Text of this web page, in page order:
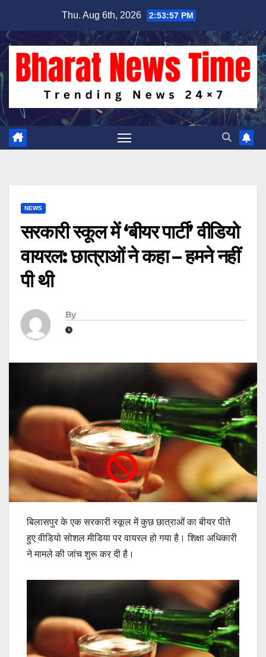
content
Thu. Aug 6th, 2026 2:53:57 PM
NEWS
सरकारी स्कूल में ‘बीयर पार्टी’ वीडियो
वायरल: छात्राओं ने कहा – हमने नहीं
पी थी
By
बिलासपुर के एक सरकारी स्कूल में कुछ छात्राओं का बीयर पीते
हुए वीडियो सोशल मीडिया पर वायरल हो गया है। शिक्षा अधिकारी
ने मामले की जांच शुरू कर दी है।